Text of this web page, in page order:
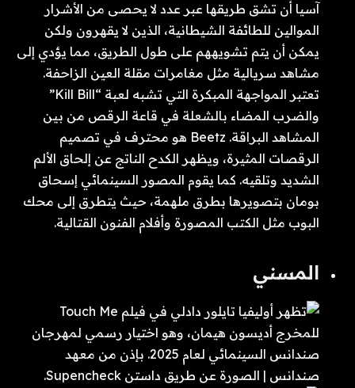
آسيا أن تشق طريقها عبر عدد لا يحصى من الأشرار
الموالين للطائفة الشيطانية، الذين لا يقهرون ولكن
يمكن أن يتم تشويههم على طول الطريق، مما يؤدي إلى
مشاهد سريالية مثل مغامرات مقلة العين الزاحفة.
تعتبر المواجهة المبكرة التي تشبه لعبة “Kill Bill”
والضرب المضاء بالشعلة في قاعة الرقص من بين
المشاهد البراقة. Beetz هو محترف في تصميم
الرقصات المثيرة، ويظهر الكدح الناتج عن إلحاق الألم
الشديد وتلقيه. كما يقوم المصور السينمائي إسحاق
بومان بتصويرها بطرق ملهمة، حيث يتطرق إلى محك
البوب ​​مثل الكتب المصورة وأفلام الفنون القتالية.
المسني